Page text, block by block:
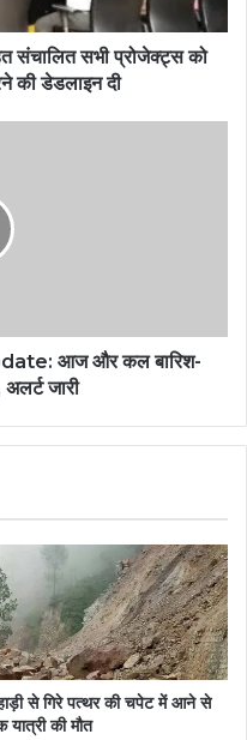
संचालित सभी प्रोजेक्ट्स को
की डेडलाइन दी
आज और कल बारिश-
जारी
से गिरे पत्थर की चपेट में आने से
यात्री की मौत